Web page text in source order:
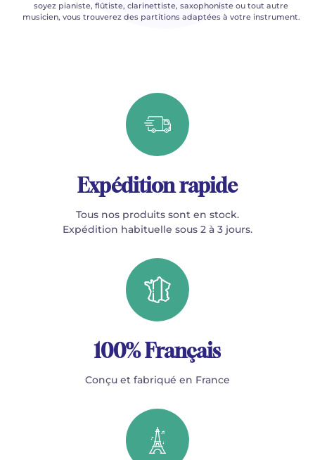
soyez pianiste, flûtiste, clarinettiste, saxophoniste ou tout autre
musicien, vous trouverez des partitions adaptées à votre instrument.
Expédition rapide
Tous nos produits sont en stock.
Expédition habituelle sous 2 à 3 jours.
100% Français
Conçu et fabriqué en France